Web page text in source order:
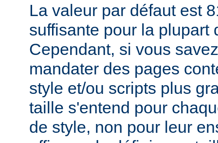
La valeur par défaut est
suffisante pour la plupart
Cependant, si vous
mandater des pages
style et/ou scripts plus
taille s'entend pour
de style, non pour leur